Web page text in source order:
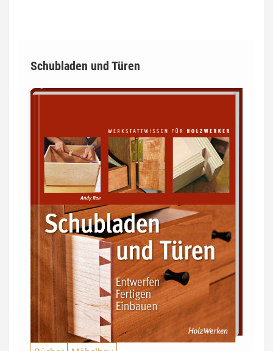
Schubladen und Türen